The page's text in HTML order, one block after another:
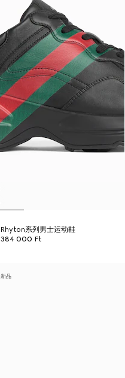
Rhyton系列男士运动鞋
384 000 Ft
新品